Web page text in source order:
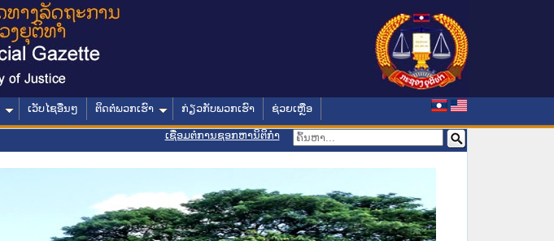
ເວັບໄຊອື່ນໆ ຕິດຕໍ່ພວກເຮົາ ກ່ຽວກັບພວກເຮົາ ຊ່ວຍເຫຼືອ
ເຊື່ອມຕໍ່ການຊອກຫານິຕິກຳ